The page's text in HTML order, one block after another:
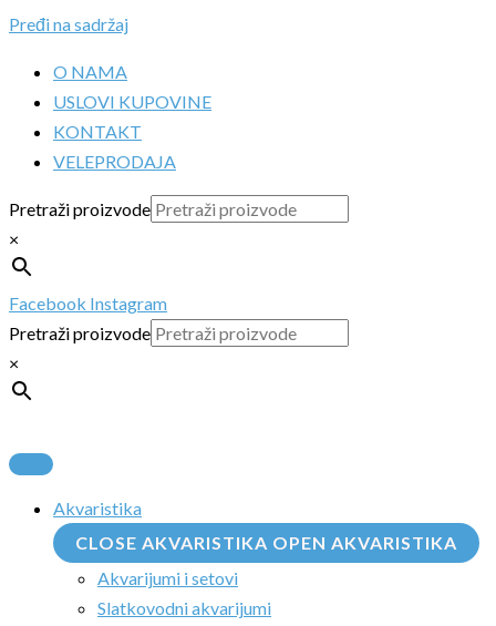
Pređi na sadržaj
O NAMA
USLOVI KUPOVINE
KONTAKT
VELEPRODAJA
Pretraži proizvode
×
Facebook Instagram
Pretraži proizvode
×
Akvaristika
CLOSE AKVARISTIKA OPEN AKVARISTIKA
Akvarijumi i setovi
Slatkovodni akvarijumi